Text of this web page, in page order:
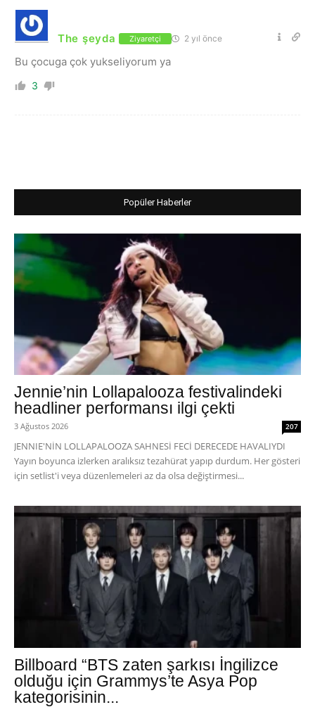
The şeyda Ziyaretçi 2 yıl önce
Bu çocuga çok yukseliyorum ya
3
Popüler Haberler
Jennie’nin Lollapalooza festivalindeki
headliner performansı ilgi çekti
3 Ağustos 2026 207
JENNIE'NİN LOLLAPALOOZA SAHNESİ FECİ DERECEDE HAVALIYDI
Yayın boyunca izlerken aralıksız tezahürat yapıp durdum. Her gösteri
için setlist'i veya düzenlemeleri az da olsa değiştirmesi...
Billboard “BTS zaten şarkısı İngilizce
olduğu için Grammys’te Asya Pop
kategorisinin...